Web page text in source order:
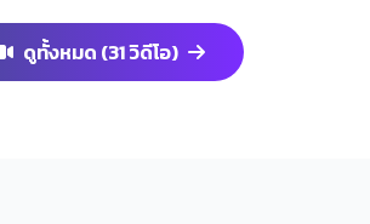
ดูทั้งหมด (31 วิดีโอ)